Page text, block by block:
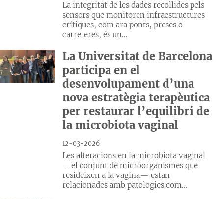
La integritat de les dades recollides pels
sensors que monitoren infraestructures
crítiques, com ara ponts, preses o
carreteres, és un...
La Universitat de Barcelona
participa en el
desenvolupament d’una
nova estratègia terapèutica
per restaurar l’equilibri de
la microbiota vaginal
12-03-2026
Les alteracions en la microbiota vaginal
—el conjunt de microorganismes que
resideixen a la vagina— estan
relacionades amb patologies com...